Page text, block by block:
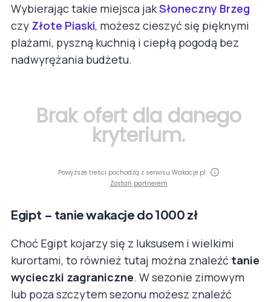
Wybierając takie miejsca jakSłoneczny Brzeg
czy Złote Piaski, możesz cieszyć się pięknymi
plażami, pyszną kuchnią i ciepłą pogodą bez
nadwyrężania budżetu.
Brak ofert dla danego
kryterium.
Powyższe treści pochodzą z serwisu Wakacje.pl
Zostań partnerem
Egipt – tanie wakacje do 1000 zł
Choć Egipt kojarzy się z luksusem i wielkimi
kurortami, to również tutaj można znaleźć tanie
wycieczki zagraniczne. W sezonie zimowym
lub poza szczytem sezonu możesz znaleźć